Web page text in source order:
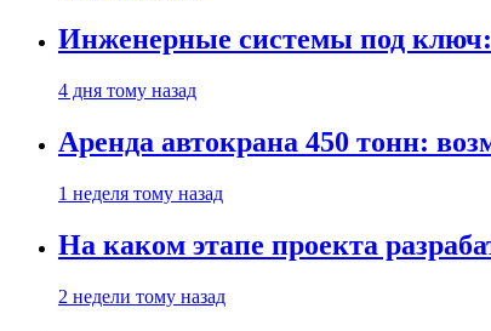
Инженерные системы под
4 дня тому назад
Аренда автокрана 450 тонн:
1 неделя тому назад
На каком этапе проекта
2 недели тому назад